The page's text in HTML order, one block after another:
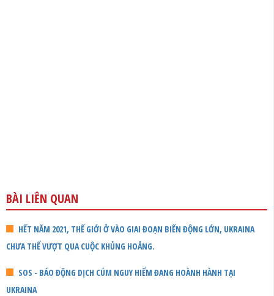
BÀI LIÊN QUAN
HẾT NĂM 2021, THẾ GIỚI Ở VÀO GIAI ĐOẠN BIẾN ĐỘNG LỚN, UKRAINA
CHƯA THỂ VƯỢT QUA CUỘC KHỦNG HOẢNG.
SOS - BÁO ĐỘNG DỊCH CÚM NGUY HIỂM ĐANG HOÀNH HÀNH TẠI
UKRAINA